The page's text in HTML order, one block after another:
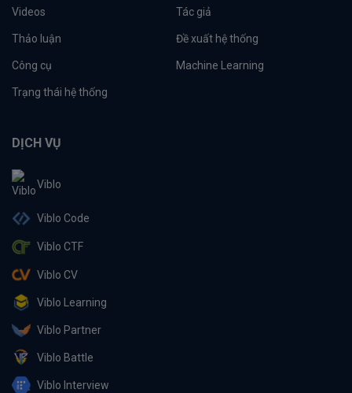
Videos Tác giả
Thảo luận Đề xuất hệ thống
Công cụ Machine Learning
Trạng thái hệ thống
DỊCH VỤ
Viblo
Viblo Code
Viblo CTF
Viblo CV
Viblo Learning
Viblo Partner
Viblo Battle
Viblo Interview